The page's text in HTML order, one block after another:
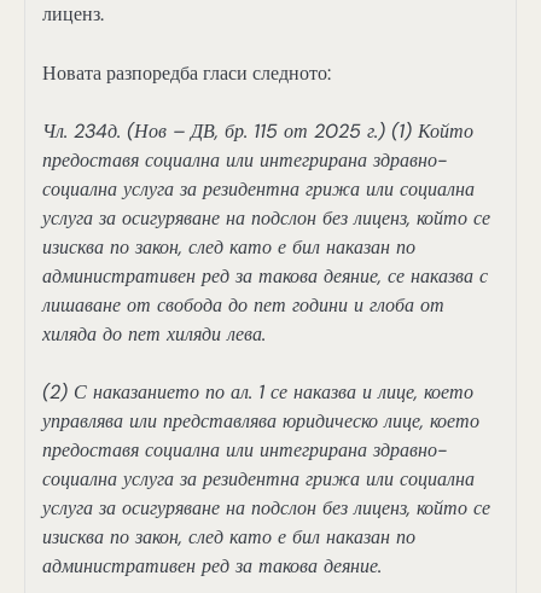
лиценз.
Новата разпоредба гласи следното:
Чл. 234д. (Нов – ДВ, бр. 115 от 2025 г.) (1) Който
предоставя социална или интегрирана здравно-
социална услуга за резидентна грижа или социална
услуга за осигуряване на подслон без лиценз, който се
изисква по закон, след като е бил наказан по
административен ред за такова деяние, се наказва с
лишаване от свобода до пет години и глоба от
хиляда до пет хиляди лева.
(2) С наказанието по ал. 1 се наказва и лице, което
управлява или представлява юридическо лице, което
предоставя социална или интегрирана здравно-
социална услуга за резидентна грижа или социална
услуга за осигуряване на подслон без лиценз, който се
изисква по закон, след като е бил наказан по
административен ред за такова деяние.